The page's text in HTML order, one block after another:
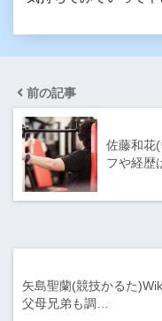
前の記事
佐藤和花
フや経歴
矢島聖蘭(競技かるた
父母兄弟も調…